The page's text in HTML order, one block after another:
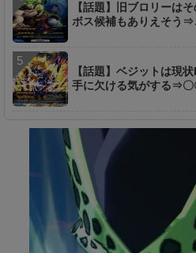
【話題】旧ブロリーは
ボス候補もありえそう⇒
【話題】ベジットは現
手に欠ける気がする⇒〇